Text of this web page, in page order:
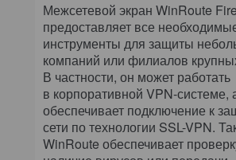
Межсетевой экран WinRoute
предоставляет все
инструменты для защиты
компаний или филиалов
В частности, он может работать
в корпоративной VPN-системе,
обеспечивает подключение к
сети по технологии SSL-VPN.
WinRoute обеспечивает